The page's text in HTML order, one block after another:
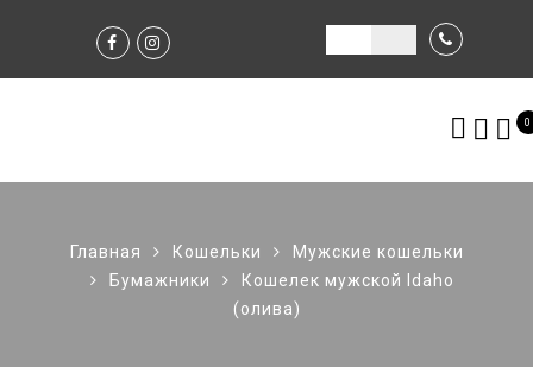
0
Главная Кошельки
Мужские кошельки
Бумажники
Кошелек мужской Idaho
(олива)